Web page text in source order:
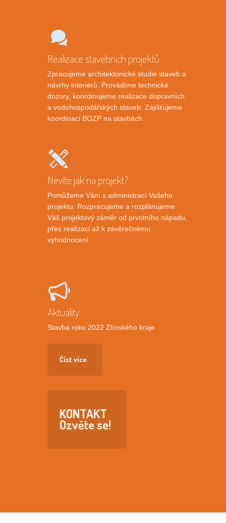
Realizace stavebních projektů
Zpracujeme architektonické studie staveb a
návrhy interiérů. Provádíme technické
dozory, koordinujeme realizace dopravních
a vodohospodářských staveb. Zajišťujeme
koordinaci BOZP na stavbách.
Nevíte jak na projekt?
Pomůžeme Vám s administrací Vašeho
projektu. Rozpracujeme a rozplánujeme
Váš projektový záměr od prvotního nápadu,
přes realizaci až k závěrečnému
vyhodnocení.
Aktuality
Stavba roku 2022 Zlínského kraje
Číst více
KONTAKT
Ozvěte se!